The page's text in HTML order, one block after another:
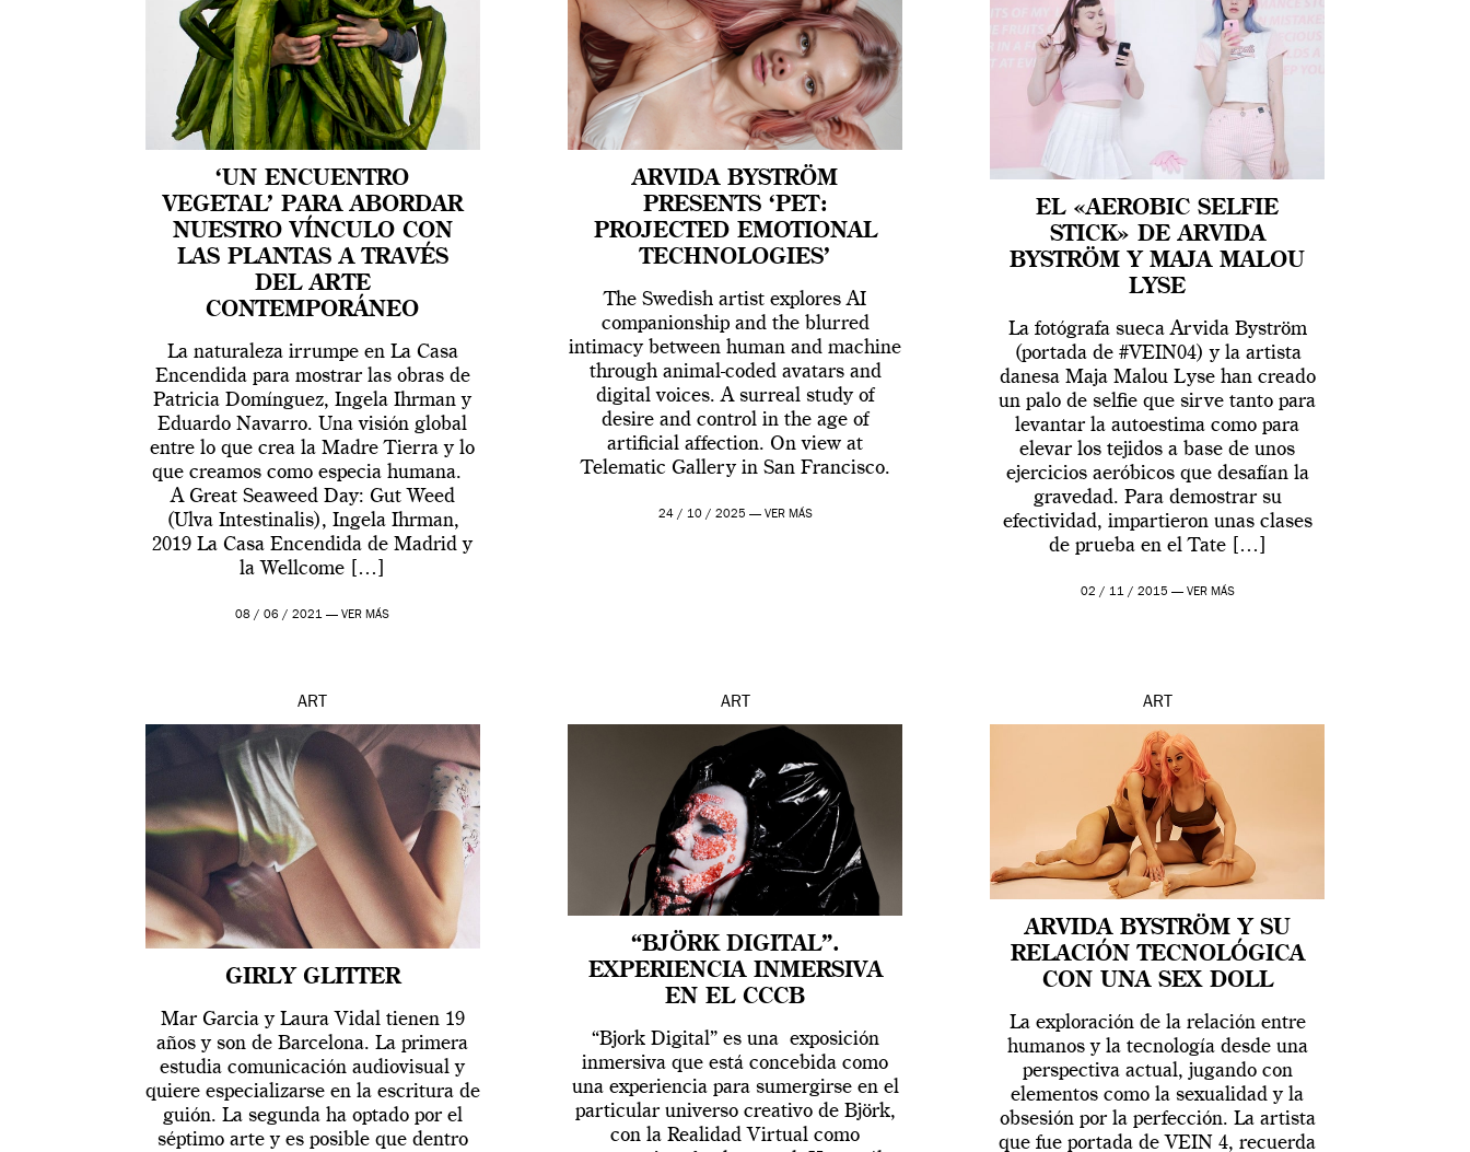
‘UN ENCUENTRO
VEGETAL’ PARA ABORDAR
NUESTRO VÍNCULO CON
LAS PLANTAS A TRAVÉS
DEL ARTE
CONTEMPORÁNEO
La naturaleza irrumpe en La Casa
Encendida para mostrar las obras de
Patricia Domínguez, Ingela Ihrman y
Eduardo Navarro. Una visión global
entre lo que crea la Madre Tierra y lo
que creamos como especia humana.
A Great Seaweed Day: Gut Weed
(Ulva Intestinalis), Ingela Ihrman,
2019 La Casa Encendida de Madrid y
la Wellcome […]
08 / 06 / 2021 —VER MÁS
ARVIDA BYSTRÖM
PRESENTS ‘PET:
PROJECTED EMOTIONAL
TECHNOLOGIES’
The Swedish artist explores AI
companionship and the blurred
intimacy between human and machine
through animal-coded avatars and
digital voices. A surreal study of
desire and control in the age of
artificial affection. On view at
Telematic Gallery in San Francisco.
24 / 10 / 2025 — VER MÁS
EL «AEROBIC SELFIE
STICK» DE ARVIDA
BYSTRÖM Y MAJA MALOU
LYSE
La fotógrafa sueca Arvida Byström
(portada de #VEIN04) y la artista
danesa Maja Malou Lyse han creado
un palo de selfie que sirve tanto para
levantar la autoestima como para
elevar los tejidos a base de unos
ejercicios aeróbicos que desafían la
gravedad. Para demostrar su
efectividad, impartieron unas clases
de prueba en el Tate […]
02 / 11 / 2015 — VER MÁS
ART
GIRLY GLITTER
Mar Garcia y Laura Vidal tienen 19
años y son de Barcelona. La primera
estudia comunicación audiovisual y
quiere especializarse en la escritura de
guión. La segunda ha optado por el
séptimo arte y es posible que dentro
ART
“BJÖRK DIGITAL”.
EXPERIENCIA INMERSIVA
EN EL CCCB
“Bjork Digital” es una exposición
inmersiva que está concebida como
una experiencia para sumergirse en el
particular universo creativo de Björk,
con la Realidad Virtual como
ART
ARVIDA BYSTRÖM Y SU
RELACIÓN TECNOLÓGICA
CON UNA SEX DOLL
La exploración de la relación entre
humanos y la tecnología desde una
perspectiva actual, jugando con
elementos como la sexualidad y la
obsesión por la perfección. La artista
que fue portada de VEIN 4, recuerda